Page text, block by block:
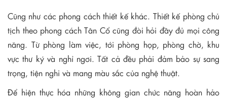
Cũng như các phong cách thiết kế khác. Thiết kế phòng chủ
tịch theo phong cách Tân Cổ cũng đòi hỏi đầy đủ mọi công
năng. Từ phòng làm việc, tới phòng họp, phòng chờ, khu
vực thư ký và nghỉ ngơi. Tất cả đều phải đảm bảo sự sang
trọng, tiện nghi và mang màu sắc của nghệ thuật.
Để hiện thực hóa những không gian chức năng hoàn hảo